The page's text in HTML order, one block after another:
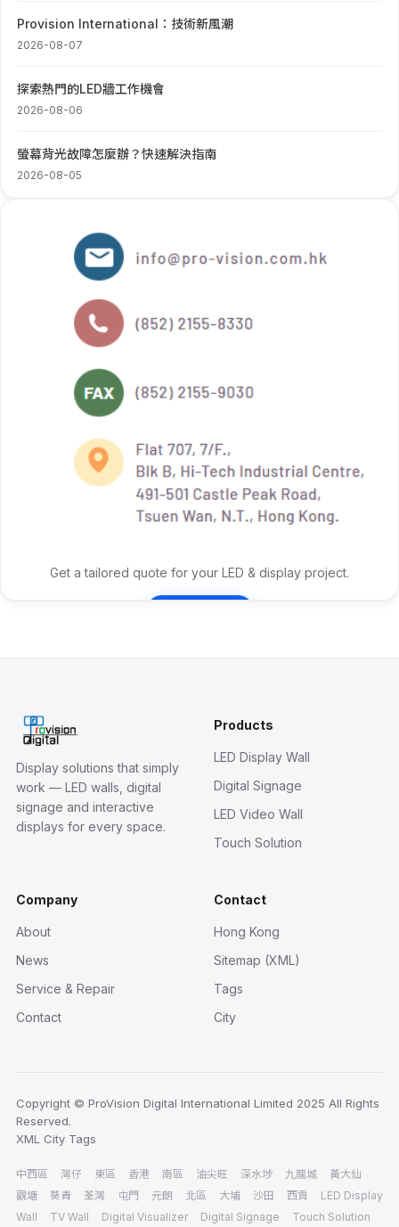
Provision International：技術新風潮
2026-08-07
探索熱門的LED牆工作機會
2026-08-06
螢幕背光故障怎麼辦？快速解決指南
2026-08-05
Get a tailored quote for your LED & display project.
Display solutions that simply
work — LED walls, digital
signage and interactive
displays for every space.
Products
LED Display Wall
Digital Signage
LED Video Wall
Touch Solution
Company
About
News
Service & Repair
Contact
Contact
Hong Kong
Sitemap (XML)
Tags
City
Copyright © ProVision Digital International Limited 2025 All Rights
Reserved.
XML
City Tags
中西區 灣仔 東區 香港 南區 油尖旺 深水埗 九龍城
黃大仙
觀塘
葵青 荃灣 屯門 元朗 北區 大埔 沙田 西貢
LED Display
Wall
TV Wall Digital Visualizer Digital Signage Touch Solution